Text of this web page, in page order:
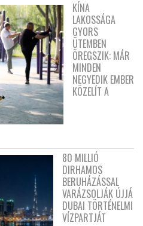
KÍNA
LAKOSSÁGA
GYORS
ÜTEMBEN
ÖREGSZIK: MÁR
MINDEN
NEGYEDIK EMBER
KÖZELÍT A
80 MILLIÓ
DIRHAMOS
BERUHÁZÁSSAL
VARÁZSOLJÁK ÚJJÁ
DUBAI TÖRTÉNELMI
VÍZPARTJÁT